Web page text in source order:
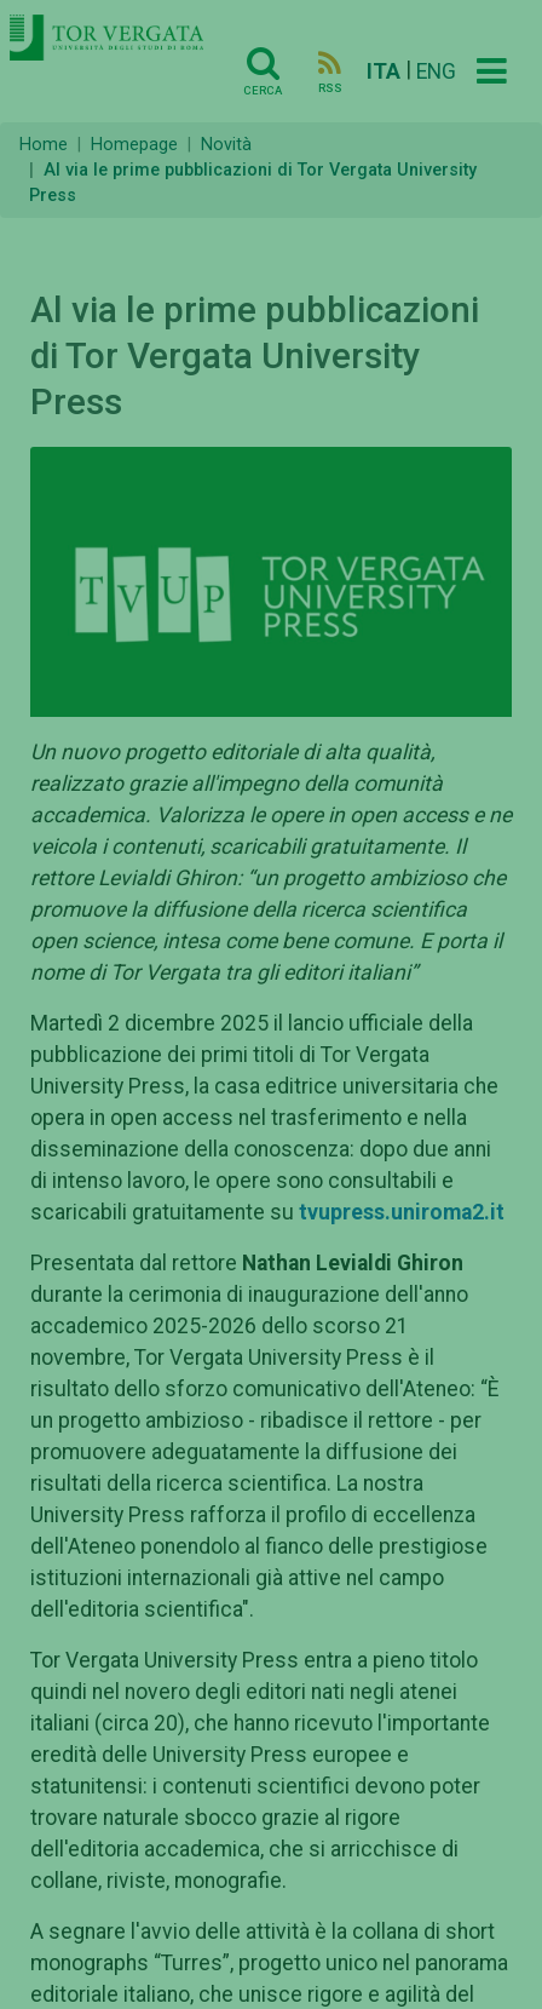
CERCA RSS
ITA ENG
Home Homepage
Novità
Al via le prime pubblicazioni di Tor Vergata University
Press
Al via le prime pubblicazioni
di Tor Vergata University
Press
Un nuovo progetto editoriale di alta qualità,
realizzato grazie all'impegno della comunità
accademica. Valorizza le opere in open access e ne
veicola i contenuti, scaricabili gratuitamente. Il
rettore Levialdi Ghiron: “un progetto ambizioso che
promuove la diffusione della ricerca scientifica
open science, intesa come bene comune. E porta il
nome di Tor Vergata tra gli editori italiani”
Martedì 2 dicembre 2025 il lancio ufficiale della
pubblicazione dei primi titoli di Tor Vergata
University Press, la casa editrice universitaria che
opera in open access nel trasferimento e nella
disseminazione della conoscenza: dopo due anni
di intenso lavoro, le opere sono consultabili e
scaricabili gratuitamente su tvupress.uniroma2.it
Presentata dal rettore Nathan Levialdi Ghiron
durante la cerimonia di inaugurazione dell'anno
accademico 2025-2026 dello scorso 21
novembre, Tor Vergata University Press è il
risultato dello sforzo comunicativo dell'Ateneo: “È
un progetto ambizioso - ribadisce il rettore - per
promuovere adeguatamente la diffusione dei
risultati della ricerca scientifica. La nostra
University Press rafforza il profilo di eccellenza
dell'Ateneo ponendolo al fianco delle prestigiose
istituzioni internazionali già attive nel campo
dell'editoria scientifica".
Tor Vergata University Press entra a pieno titolo
quindi nel novero degli editori nati negli atenei
italiani (circa 20), che hanno ricevuto l'importante
eredità delle University Press europee e
statunitensi: i contenuti scientifici devono poter
trovare naturale sbocco grazie al rigore
dell'editoria accademica, che si arricchisce di
collane, riviste, monografie.
A segnare l 'avvio delle attività è la collana di short
monographs “Turres”, progetto unico nel panorama
editoriale italiano, che unisce rigore e agilità del